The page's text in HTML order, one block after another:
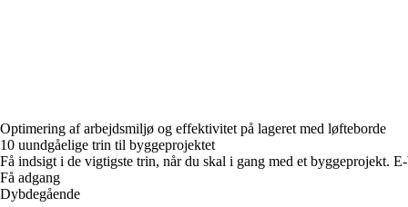
Optimering af arbejdsmiljø og effektivitet på lageret med løfteborde
10 uundgåelige trin til byggeprojektet
Få indsigt i de vigtigste trin, når du skal i gang med et byggeprojekt.
Få adgang
Dybdegående